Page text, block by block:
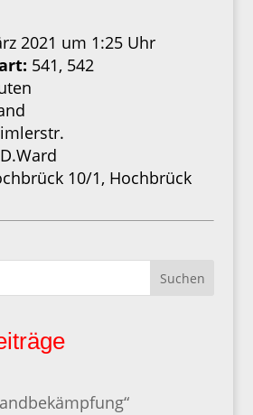
2021 um 1:25 Uhr
541, 542
D.Ward
10/1, Hochbrück
Suchen